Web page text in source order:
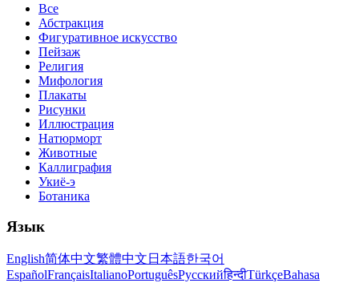
Все
Абстракция
Фигуративное искусство
Пейзаж
Религия
Мифология
Плакаты
Рисунки
Иллюстрация
Натюрморт
Животные
Каллиграфия
Укиё-э
Ботаника
Язык
English简体中文繁體中文 日本語한국어
EspañolFrançaisItalianoPortuguêsРусскийहिन्दीTürkçeBahasa